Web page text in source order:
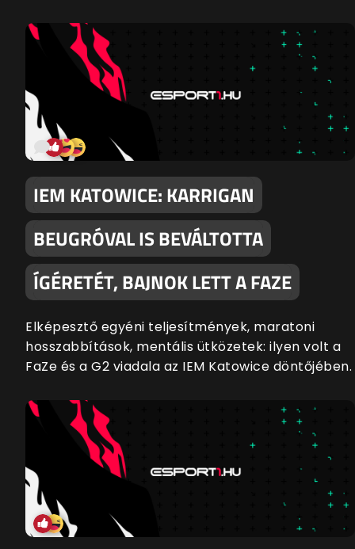
IEM KATOWICE: KARRIGAN
BEUGRÓVAL IS BEVÁLTOTTA
ÍGÉRETÉT, BAJNOK LETT A FAZE
Elképesztő egyéni teljesítmények, maratoni
hosszabbítások, mentális ütközetek: ilyen volt a
FaZe és a G2 viadala az IEM Katowice döntőjében.